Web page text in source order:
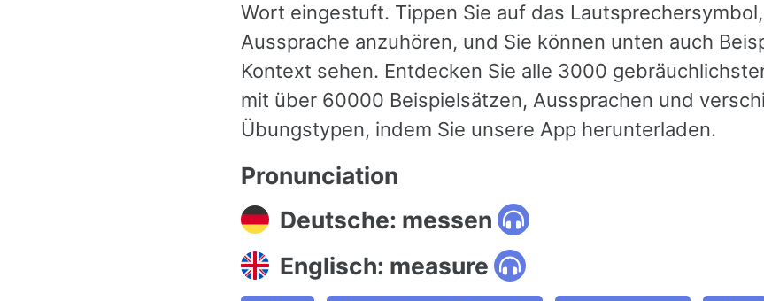
Wort eingestuft. Tippen Sie auf das
Aussprache anzuhören, und Sie können unten auch
Kontext sehen. Entdecken Sie alle 3000
mit über 60000 Beispielsätzen, Aussprachen und
Übungstypen, indem Sie unsere App herunterladen.
Pronunciation
Deutsche: messen
Englisch: measure